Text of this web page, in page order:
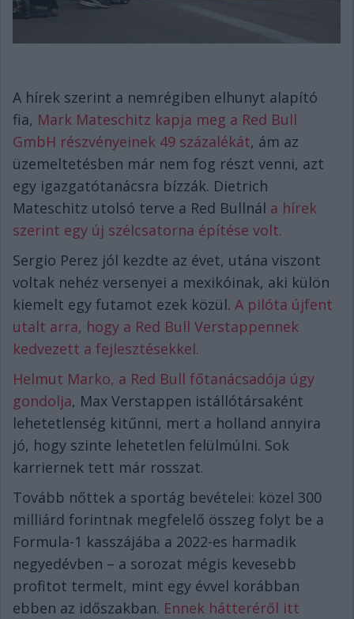
A hírek szerint a nemrégiben elhunyt alapító
fia, Mark Mateschitz kapja meg a Red Bull
GmbH részvényeinek 49 százalékát, ám az
üzemeltetésben már nem fog részt venni, azt
egy igazgatótanácsra bízzák. Dietrich
Mateschitz utolsó terve a Red Bullnál a hírek
szerint egy új szélcsatorna építése volt.
Sergio Perez jól kezdte az évet, utána viszont
voltak nehéz versenyei a mexikóinak, aki külön
kiemelt egy futamot ezek közül. A pilóta újfent
utalt arra, hogy a Red Bull Verstappennek
kedvezett a fejlesztésekkel.
Helmut Marko, a Red Bull főtanácsadója úgy
gondolja, Max Verstappen istállótársaként
lehetetlenség kitűnni, mert a holland annyira
jó, hogy szinte lehetetlen felülmúlni. Sok
karriernek tett már rosszat.
Tovább nőttek a sportág bevételei: közel 300
milliárd forintnak megfelelő összeg folyt be a
Formula-1 kasszájába a 2022-es harmadik
negyedévben – a sorozat mégis kevesebb
profitot termelt, mint egy évvel korábban
ebben az időszakban. Ennek hátteréről itt